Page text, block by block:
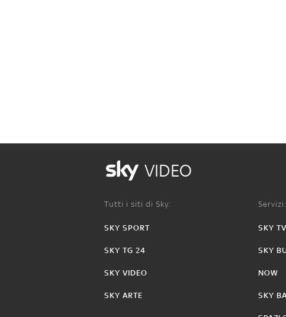
VIDEO
Tutti i siti di Sky:
SKY SPORT
SKY TG 24
SKY VIDEO
SKY ARTE
Servizi:
SKY TV
SKY
NOW
SKY